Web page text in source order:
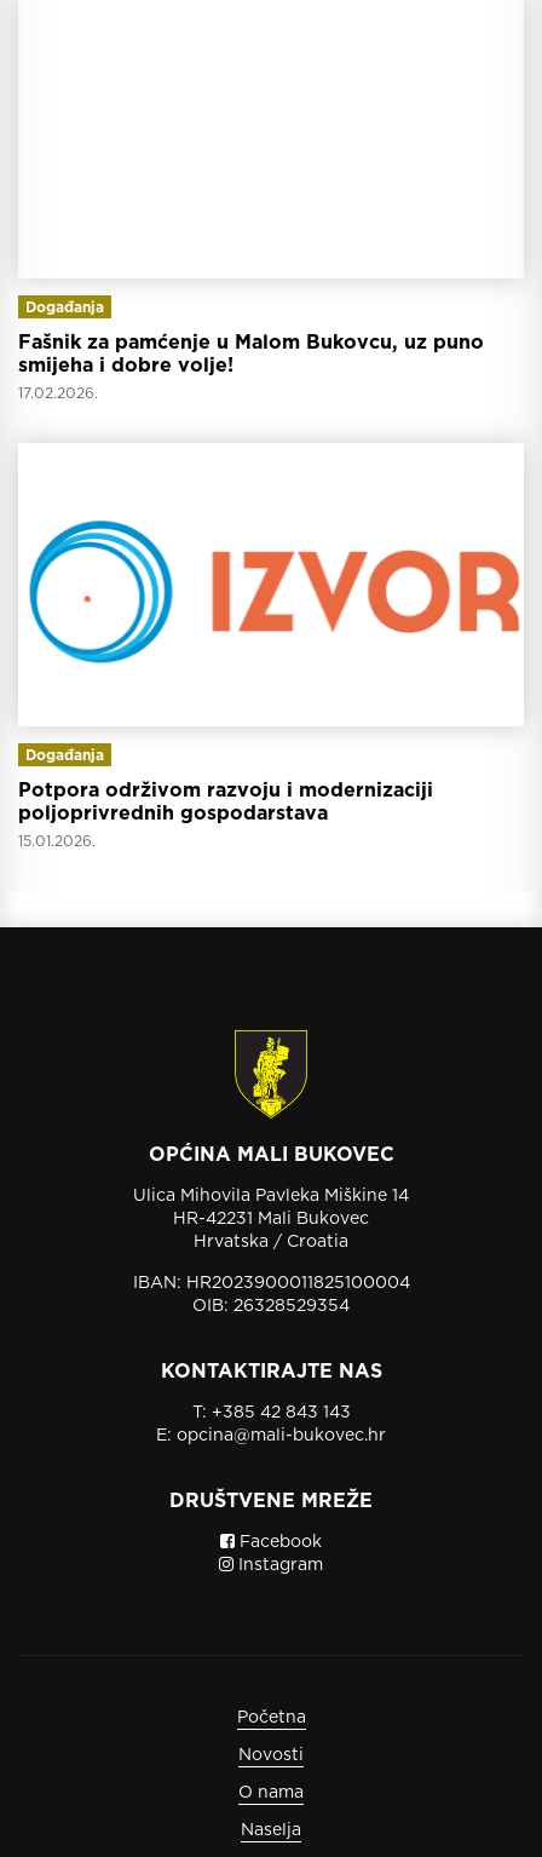
Događanja
Fašnik za pamćenje u Malom Bukovcu, uz puno
smijeha i dobre volje!
17.02.2026.
Događanja
Potpora održivom razvoju i modernizaciji
poljoprivrednih gospodarstava
15.01.2026.
OPĆINA MALI BUKOVEC
Ulica Mihovila Pavleka Miškine 14
HR-42231 Mali Bukovec
Hrvatska / Croatia
IBAN: HR2023900011825100004
OIB: 26328529354
KONTAKTIRAJTE NAS
T: +385 42 843 143
E: opcina@mali-bukovec.hr
DRUŠTVENE MREŽE
Facebook
Instagram
Početna
Novosti
O nama
Naselja